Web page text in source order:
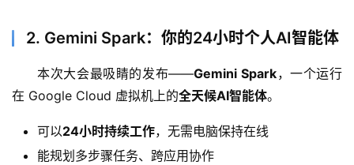
2. Gemini Spark：你的24小时个人AI智能体
本次大会最吸睛的发布——Gemini Spark，一个运行
在 Google Cloud 虚拟机上的全天候AI智能体。
可以24小时持续工作，无需电脑保持在线
能规划多步骤任务、跨应用协作